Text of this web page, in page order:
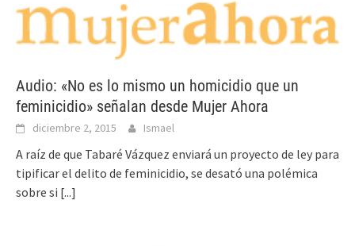
Audio: «No es lo mismo un homicidio que un
feminicidio» señalan desde Mujer Ahora
diciembre 2, 2015 Ismael
A raíz de que Tabaré Vázquez enviará un proyecto de ley para
tipificar el delito de feminicidio, se desató una polémica
sobre si [...]